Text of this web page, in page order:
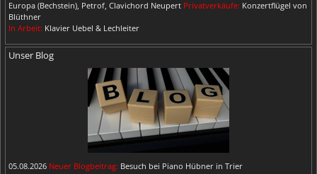
Europa (Bechstein), Petrof, Clavichord Neupert Privatverkäufe: Konzertflügel von
Blüthner
In Arbeit: Klavier Uebel & Lechleiter
Unser Blog
05.08.2026 Neuer Blogbeitrag: Besuch bei Piano Hübner in Trier